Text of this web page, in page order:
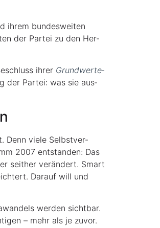
ihrem bun­des­wei­ten
der Par­tei zu den Her­
ihrer Grund­wer­te­
der Par­tei: was sie aus­
Denn vie­le Selbst­ver­
2007 ent­stan­den: Das
seit­her ver­än­dert. Smart
Dar­auf will und
wer­den sicht­bar.
– mehr als je zuvor.